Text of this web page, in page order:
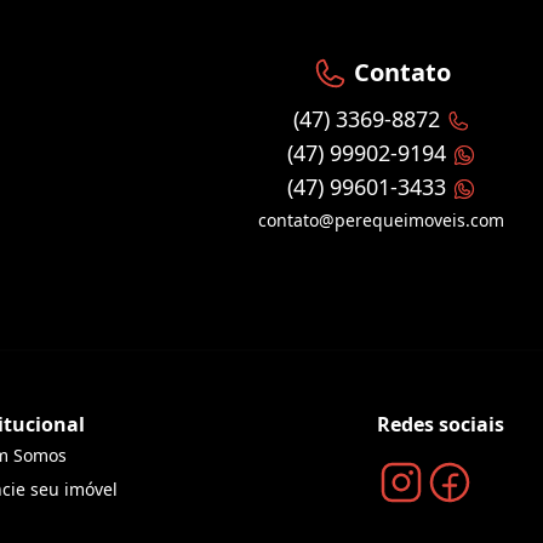
Contato
(47) 3369-8872
(47) 99902-9194
(47) 99601-3433
contato@perequeimoveis.com
Somos
seu imóvel
Redes sociais